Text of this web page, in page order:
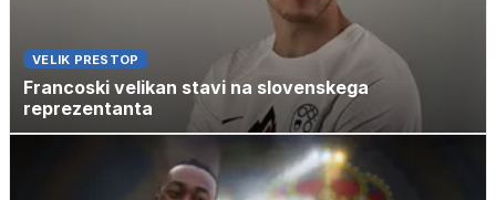
VELIK PRESTOP
Francoski velikan stavi na slovenskega
reprezentanta